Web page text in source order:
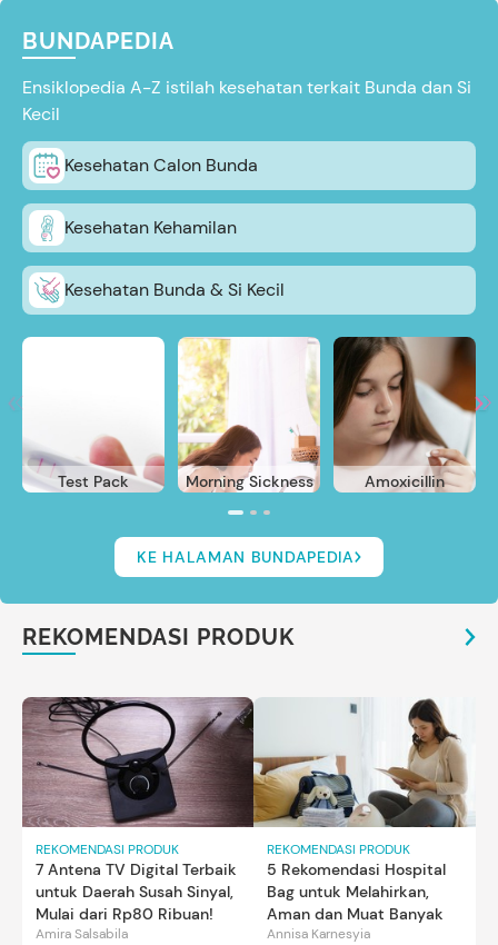
BUNDAPEDIA
Ensiklopedia A-Z istilah kesehatan terkait Bunda dan Si
Kecil
Kesehatan Calon Bunda
Kesehatan Kehamilan
Kesehatan Bunda & Si Kecil
Test Pack Morning Sickness Amoxicillin
KE HALAMAN BUNDAPEDIA
REKOMENDASI PRODUK
REKOMENDASI PRODUK
7 Antena TV Digital Terbaik
untuk Daerah Susah Sinyal,
Mulai dari Rp80 Ribuan!
Amira Salsabila
REKOMENDASI PRODUK
5 Rekomendasi Hospital
Bag untuk Melahirkan,
Aman dan Muat Banyak
Annisa Karnesyia